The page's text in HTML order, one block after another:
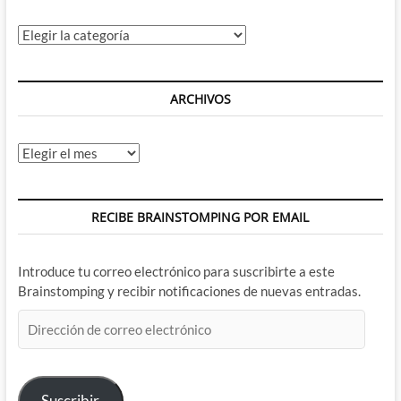
Categorías
ARCHIVOS
Archivos
RECIBE BRAINSTOMPING POR EMAIL
Introduce tu correo electrónico para suscribirte a este
Brainstomping y recibir notificaciones de nuevas entradas.
de
electrónico